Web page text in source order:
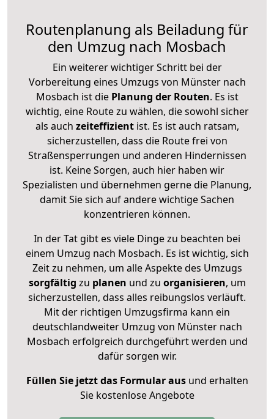
Routenplanung als Beiladung für
den Umzug nach Mosbach
Ein weiterer wichtiger Schritt bei der
Vorbereitung eines Umzugs von Münster nach
Mosbach ist diePlanung der Routen. Es ist
wichtig, eine Route zu wählen, die sowohl sicher
als auch zeiteffizientist. Es ist auch ratsam,
sicherzustellen, dass die Route frei von
Straßensperrungen und anderen Hindernissen
ist. Keine Sorgen, auch hier haben wir
Spezialisten und übernehmen gerne die Planung,
damit Sie sich auf andere wichtige Sachen
konzentrieren können.
In der Tat gibt es viele Dinge zu beachten bei
einem Umzug nach Mosbach. Es ist wichtig, sich
Zeit zu nehmen, um alle Aspekte des Umzugs
sorgfältig zu planen und zu organisieren, um
sicherzustellen, dass alles reibungslos verläuft.
Mit der richtigen Umzugsfirma kann ein
deutschlandweiter Umzug von Münster nach
Mosbach erfolgreich durchgeführt werden und
dafür sorgen wir.
Füllen Sie jetzt das Formular ausund erhalten
Sie kostenlose Angebote